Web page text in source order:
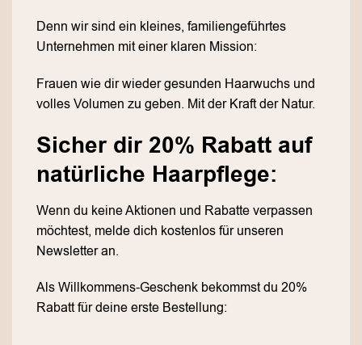
Denn wir sind ein kleines, familiengeführtes
Unternehmen mit einer klaren Mission:
Frauen wie dir wieder gesunden Haarwuchs und
volles Volumen zu geben. Mit der Kraft der Natur.
Sicher dir 20% Rabatt auf
natürliche Haarpflege:
Wenn du keine Aktionen und Rabatte verpassen
möchtest, melde dich kostenlos für unseren
Newsletter an.
Als Willkommens-Geschenk bekommst du 20%
Rabatt für deine erste Bestellung: